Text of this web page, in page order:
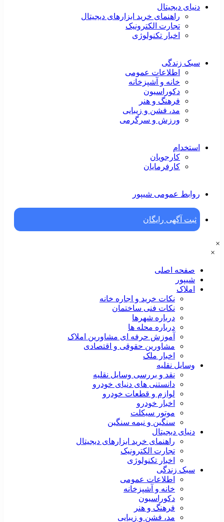
دنیای دیجیتال
راهنمای خرید ابزارهای دیجیتال
تجارت الکترونیک
اخبار تکنولوژی
سبک زندگی
اطلاعات عمومی
خانه و آشپزخانه
دکوراسیون
فرهنگ و هنر
مد، فشن و زیبایی
ورزش و سرگرمی
استخدام
کارجویان
کارفرمایان
روابط عمومی شیپور
ثبت آگهی رایگان
×
×
صفحه اصلی
شیپور
املاک
نکات خرید و اجاره خانه
نکات فنی ساختمان
درباره شهرها
درباره محله ها
آموزش حرفه ای مشاورین املاک
مشاورین حقوقی و اقتصادی
اخبار ملک
وسایل نقلیه
نقد و بررسی وسایل نقلیه
دانستنی های دنیای خودرو
لوازم و قطعات خودرو
اخبار خودرو
موتور سیکلت
سنگین و نیمه سنگین
دنیای دیجیتال
راهنمای خرید ابزارهای دیجیتال
تجارت الکترونیک
اخبار تکنولوژی
سبک زندگی
اطلاعات عمومی
خانه و آشپزخانه
دکوراسیون
فرهنگ و هنر
مد، فشن و زیبایی